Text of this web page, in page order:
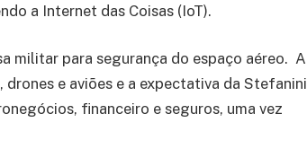
a Internet das Coisas (IoT).
militar para segurança do espaço aéreo. A
e aviões e a expectativa da Stefanini
financeiro e seguros, uma vez